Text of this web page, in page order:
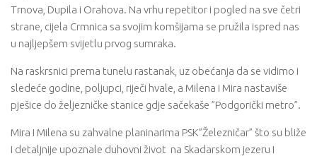
Trnova, Dupila i Orahova. Na vrhu repetitor i pogled na sve četri
strane, cijela Crmnica sa svojim komšijama se pružila ispred nas
u najljepšem svijetlu prvog sumraka.
Na raskrsnici prema tunelu rastanak, uz obećanja da se vidimo i
sledeće godine, poljupci, riječi hvale, a Milena i Mira nastaviše
pješice do željezničke stanice gdje sačekaše ”Podgorički metro”.
Mira I Milena su zahvalne planinarima PSK”Železničar” što su bliže
I detaljnije upoznale duhovni život na Skadarskom jezeru I